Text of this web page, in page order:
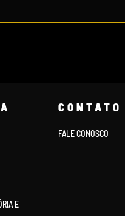
E
CONTATO
FALE CONOSCO